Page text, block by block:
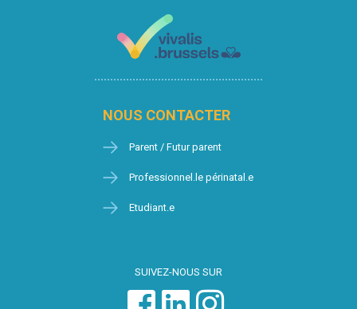
NOUS CONTACTER
Parent / Futur parent
Professionnel.le périnatal.e
Etudiant.e
SUIVEZ-NOUS SUR